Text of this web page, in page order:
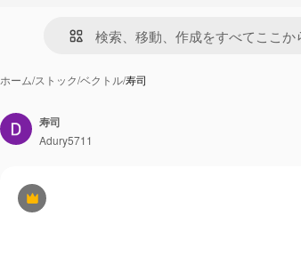
ホーム/ストック/ベクトル/寿司
Premium
寿司
Adury5711